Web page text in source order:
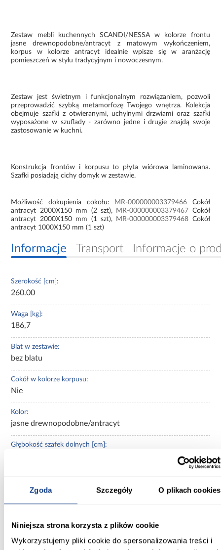
Zgoda Szczegóły O plikach cookies
Niniejsza strona korzysta z plików cookie
Wykorzystujemy pliki cookie do spersonalizowania treści i
Zestaw mebli kuchennych SCANDI/NESSA w kolorze frontu
jasne drewnopodobne/antracyt z matowym wykończeniem,
korpus w kolorze antracyt idealnie wpisze się w aranżację
pomieszczeń w stylu tradycyjnym i nowoczesnym.
Zestaw jest świetnym i funkcjonalnym rozwiązaniem, pozwoli
przeprowadzić szybką metamorfozę Twojego wnętrza. Kolekcja
obejmuje szafki z otwieranymi, uchylnymi drzwiami oraz szafki
wyposażone w szuflady - zarówno jedne i drugie znajdą swoje
zastosowanie w kuchni.
Konstrukcja frontów i korpusu to płyta wiórowa laminowana.
Szafki posiadają cichy domyk w zestawie.
Możliwość dokupienia cokołu: MR-000000003379466 Cokół
antracyt 2000X150 mm (2 szt),
MR-000000003379467 Cokół
antracyt 2000X150 mm (1 szt),
MR-000000003379468 Cokół
antracyt 1000X150 mm (1 szt)
Informacje Transport Informacje o
Szerokość [cm]:
260.00
Waga [kg]:
186,7
Blat w zestawie:
bez blatu
Cokół w kolorze korpusu:
Nie
Kolor:
jasne drewnopodobne/antracyt
Głębokość szafek dolnych [cm]:
29.00
60.00
Kolekcja: